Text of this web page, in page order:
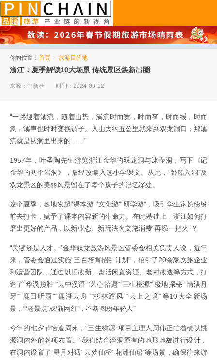
你的位置： 首页 > 旅游目的地
浙江：夏季解锁10大场景 传统景区焕新出圈
来源：中新社 时间：2024-08-12
“一路迎着溪流，随着山势，溪流时而宽，时而窄，时而缓，时而
急，溪声也时时变换调子。入山大约五公里就来到双龙洞口，那溪
流就是从洞里出来的……”
1957年，叶圣陶先生游览浙江金华的双龙洞与冰壶洞，写下《记
金华的两个岩洞》，后经改编入选小学课文。从此，“卧船入洞”及
双龙景区的美丽风景留在了每个孩子的记忆深处。
这个夏季，各地发起“课本游”“文化游”“研学游”，吸引学生家长纷纷
前去打卡，赋予了课本内容新的生命力。在此基础上，浙江如何打
磨出更好的产品，以新业态、新玩法为文旅消费“再添一把火”？
“关键还是人才。”金华双龙旅游风景区管委会相关负责人说，近年
来，管委会通过实施“三百培育招引计划”，招引了20余家文旅企业
和运营团队，通过以旧改新、盘活闲置资源、老村改造等方式，打
造了“华溪揽胜”“云中溪语”“艺心拾遗”“三生桃源”“极地探秘”“情满月
牙”“鹿田听雨”“鹿湖云舟”“杉林逐风”“云上之境”等10大全新场
景，“‘老景点’成‘新网红’，不断圈粉年轻人”
今年的七夕节恰逢周末，“三生桃源”项目主理人周伟正忙着确认桃
源洞内外的各项布置。“我们结合溶洞原有的地形地貌进行设计，
在洞内设置了‘星月对话’‘云梦仙桥’‘花洲仙船’等场景，确保往来游